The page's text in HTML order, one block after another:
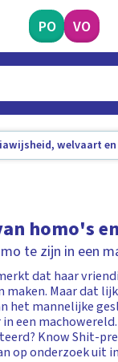
PO VO
welvaart
homo's
te zijn in een
dat haar
maken. Maar dat
het mannelijke
in een
Know Shit-
op onderzoek uit